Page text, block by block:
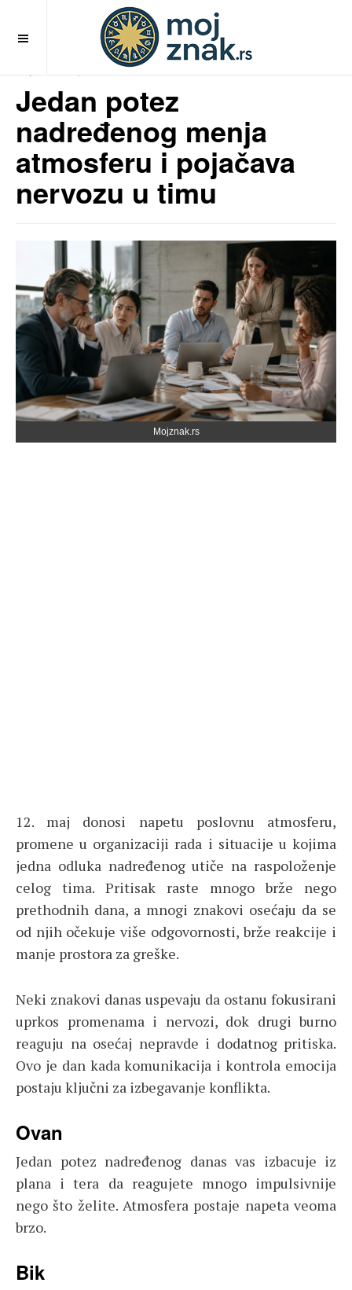
pre 2 meseci
Jedan potez
nadređenog menja
atmosferu i pojačava
nervozu u timu
Mojznak.rs
12. maj donosi napetu poslovnu atmosferu,
promene u organizaciji rada i situacije u kojima
jedna odluka nadređenog utiče na raspoloženje
celog tima. Pritisak raste mnogo brže nego
prethodnih dana, a mnogi znakovi osećaju da se
od njih očekuje više odgovornosti, brže reakcije i
manje prostora za greške.
Neki znakovi danas uspevaju da ostanu fokusirani
uprkos promenama i nervozi, dok drugi burno
reaguju na osećaj nepravde i dodatnog pritiska.
Ovo je dan kada komunikacija i kontrola emocija
postaju ključni za izbegavanje konflikta.
Ovan
Jedan potez nadređenog danas vas izbacuje iz
plana i tera da reagujete mnogo impulsivnije
nego što želite. Atmosfera postaje napeta veoma
brzo.
Bik